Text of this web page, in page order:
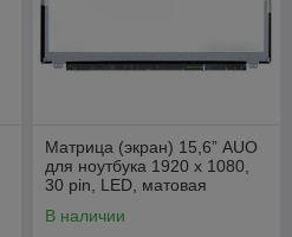
Матрица (экран) 15,6” AUO
для ноутбука 1920 х 1080,
30 pin, LED, матовая
В наличии